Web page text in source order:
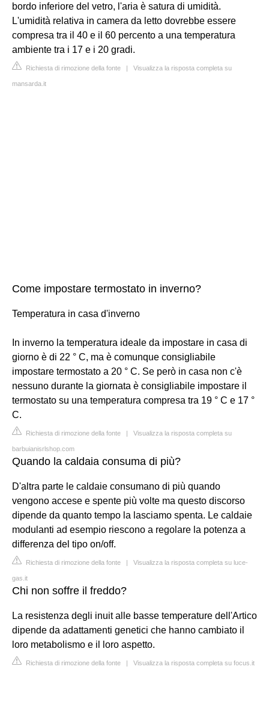
bordo inferiore del vetro, l'aria è satura di umidità.
L'umidità relativa in camera da letto dovrebbe essere
compresa tra il 40 e il 60 percento a una temperatura
ambiente tra i 17 e i 20 gradi.
Richiesta di rimozione della fonte | Visualizza la risposta completa su
mansarda.it
Come impostare termostato in inverno?
Temperatura in casa d'inverno
In inverno la temperatura ideale da impostare in casa di
giorno è di 22 ° C, ma è comunque consigliabile
impostare termostato a 20 ° C. Se però in casa non c'è
nessuno durante la giornata è consigliabile impostare il
termostato su una temperatura compresa tra 19 ° C e 17 °
C.
Richiesta di rimozione della fonte | Visualizza la risposta completa su
barbuianisrlshop.com
Quando la caldaia consuma di più?
D'altra parte le caldaie consumano di più quando
vengono accese e spente più volte ma questo discorso
dipende da quanto tempo la lasciamo spenta. Le caldaie
modulanti ad esempio riescono a regolare la potenza a
differenza del tipo on/off.
Richiesta di rimozione della fonte | Visualizza la risposta completa su luce-
gas.it
Chi non soffre il freddo?
La resistenza degli inuit alle basse temperature dell'Artico
dipende da adattamenti genetici che hanno cambiato il
loro metabolismo e il loro aspetto.
Richiesta di rimozione della fonte | Visualizza la risposta completa su focus.it